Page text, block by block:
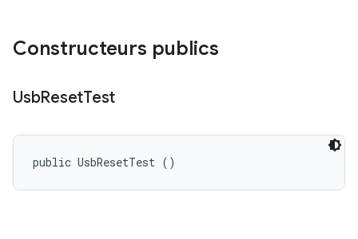
Constructeurs publics
UsbResetTest
public UsbResetTest ()